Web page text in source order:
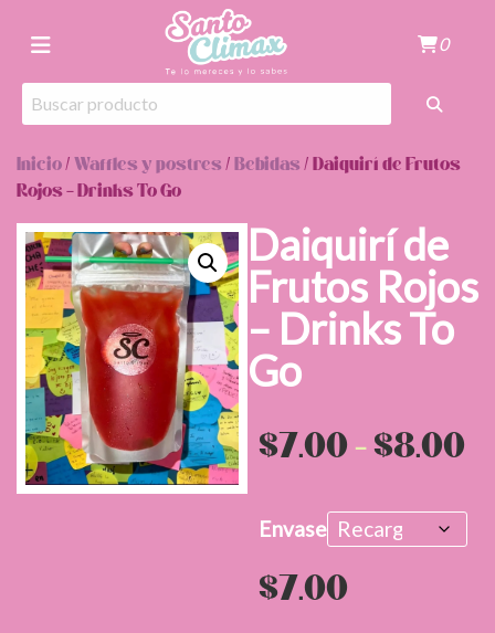
0
Inicio/Waffles y postres/Bebidas/ Daiquirí de Frutos
Rojos – Drinks To Go
Daiquirí de
Frutos Rojos
– Drinks To
Go
$7.00-$8.00
Envase
$7.00